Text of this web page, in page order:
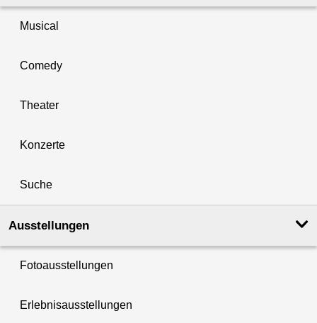
Musical
Comedy
Theater
Konzerte
Suche
Ausstellungen
Fotoausstellungen
Erlebnisausstellungen